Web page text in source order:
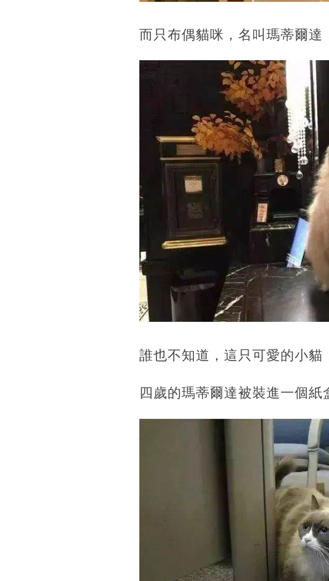
而只布偶貓咪，名叫瑪蒂爾達
誰也不知道，這只可愛的小貓
四歲的瑪蒂爾達被裝進一個紙